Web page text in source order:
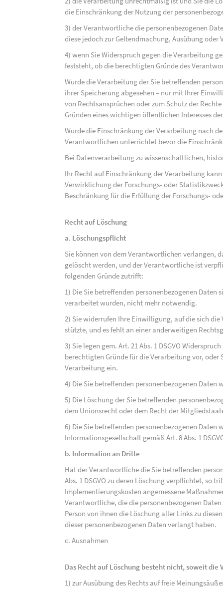
die Einschränkung der Nutzung der
3) der Verantwortliche die personenbezogenen
diese jedoch zur Geltendmachung, Ausübung
4) wenn Sie Widerspruch gegen die Verarbeitung
feststeht, ob die berechtigten Gründe des
Wurde die Verarbeitung der Sie betreffenden
ihrer Speicherung abgesehen – nur mit Ihrer
von Rechtsansprüchen oder zum Schutz der
Gründen eines wichtigen öffentlichen Interesses
Wurde die Einschränkung der Verarbeitung nach
Verantwortlichen unterrichtet bevor die
Bei Datenverarbeitung zu wissenschaftlichen,
Ihr Recht auf Einschränkung der Verarbeitung
Verwirklichung der Forschungs- oder
Beschränkung für die Erfüllung der Forschungs-
Recht auf Löschung
a. Löschungspflicht
Sie können von dem Verantwortlichen verlangen,
gelöscht werden, und der Verantwortliche ist
folgenden Gründe zutrifft:
1) Die Sie betreffenden personenbezogenen Daten
verarbeitet wurden, nicht mehr notwendig.
2) Sie widerrufen Ihre Einwilligung, auf die sich die
stützte, und es fehlt an einer anderweitigen
3) Sie legen gem. Art. 21 Abs. 1 DSGVO
berechtigten Gründe für die Verarbeitung vor, oder
Verarbeitung ein.
4) Die Sie betreffenden personenbezogenen
5) Die Löschung der Sie betreffenden
dem Unionsrecht oder dem Recht der
6) Die Sie betreffenden personenbezogenen Daten
Informationsgesellschaft gemäß Art. 8 Abs. 1
b. Information an Dritte
Hat der Verantwortliche die Sie betreffenden
Abs. 1 DSGVO zu deren Löschung verpflichtet, so
Implementierungskosten angemessene
Verantwortliche, die die personenbezogenen
Person von ihnen die Löschung aller Links zu
dieser personenbezogenen Daten verlangt haben.
c. Ausnahmen
Das Recht auf Löschung besteht nicht, soweit
1) zur Ausübung des Rechts auf freie